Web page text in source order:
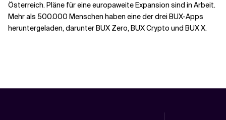
Österreich. Pläne für eine europaweite Expansion sind in Arbeit.
Mehr als 500.000 Menschen haben eine der drei BUX-Apps
heruntergeladen, darunter BUX Zero, BUX Crypto und BUX X.